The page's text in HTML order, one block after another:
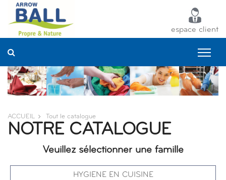
espace client
ACCUEIL Tout le catalogue
NOTRE CATALOGUE
Veuillez sélectionner une famille
HYGIENE EN CUISINE
Panneau de gestion des cookies